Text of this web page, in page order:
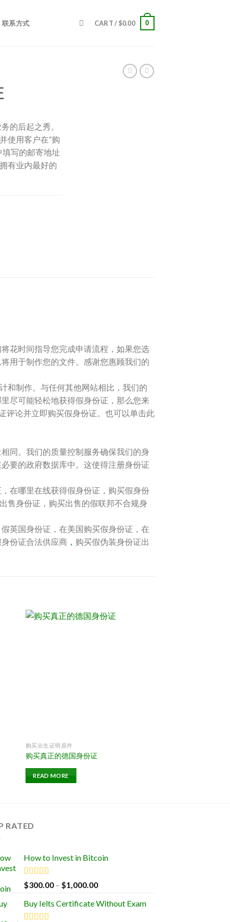
联系方式 CART /$0.00 0
的后起之秀。
使用客户在“购
写的邮寄地址
有业内最好的
花时间指导您完成申请流程，如果您选
用于制作您的文件。感谢您惠顾我们的
和制作。与任何其他网站相比，我们的
尽可能轻松地获得假身份证，那么您来
评论并立即购买假身份证。也可以单击此
同。我们的质量控制服务确保我们的身
要的政府数据库中。这使得注册身份证
在哪里在线获得假身份证，购买假身份
售身份证，购买出售的假联邦不合规身
英国身份证，在美国购买假身份证，在
份证合法供应商 ， 购买假伪装身份证出
购买出生证明原件
购买真正的德国身份证
READ MORE
RATED
How to Invest in Bitcoin
Rated 5.00
out of 5
$300.00 – $1,000.00Price
$300.00
Buy Ielts Certificate Without Exam